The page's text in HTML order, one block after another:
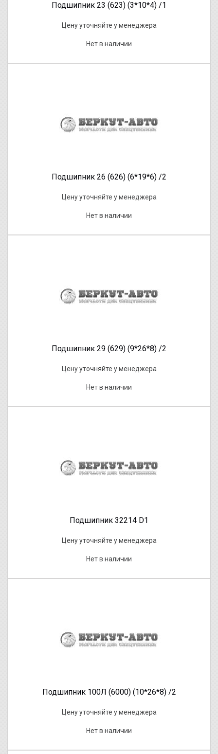
Подшипник 23 (623) (3*10*4) /1
Цену уточняйте у менеджера
Нет в наличии
Подшипник 26 (626) (6*19*6) /2
Цену уточняйте у менеджера
Нет в наличии
Подшипник 29 (629) (9*26*8) /2
Цену уточняйте у менеджера
Нет в наличии
Подшипник 32214 D1
Цену уточняйте у менеджера
Нет в наличии
Подшипник 100Л (6000) (10*26*8) /2
Цену уточняйте у менеджера
Нет в наличии